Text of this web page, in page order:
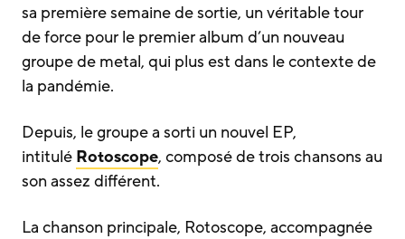
sa première semaine de sortie, un véritable tour
de force pour le premier album d’un nouveau
groupe de metal, qui plus est dans le contexte de
la pandémie.
Depuis, le groupe a sorti un nouvel EP,
intitulé Rotoscope, composé de trois chansons au
son assez différent.
La chanson principale, Rotoscope, accompagnée